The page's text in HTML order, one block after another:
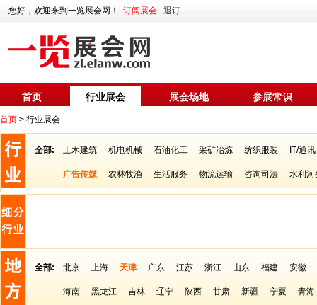
您好，欢迎来到一览展会网！ 订阅展会 退订
首页 行业展会 展会场地 参展常识
首页 > 行业展会
全部: 土木建筑 机电机械 石油化工 采矿冶炼 纺织服装 IT/通讯
广告传媒 农林牧渔 生活服务 物流运输 咨询司法 水利河
全部: 北京 上海 天津 广东 江苏 浙江 山东 福建 安徽
海南 黑龙江 吉林 辽宁 陕西 甘肃 新疆 宁夏 青海